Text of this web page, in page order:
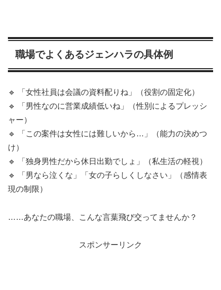
職場でよくあるジェンハラの具体例
🔹 「女性社員は会議の資料配りね」（役割の固定化）
🔹 「男性なのに営業成績低いね」（性別によるプレッシ
ャー）
🔹 「この案件は女性には難しいから…」（能力の決めつ
け）
🔹 「独身男性だから休日出勤でしょ」（私生活の軽視）
🔹 「男なら泣くな」「女の子らしくしなさい」（感情表
現の制限）
……あなたの職場、こんな言葉飛び交ってませんか？
スポンサーリンク